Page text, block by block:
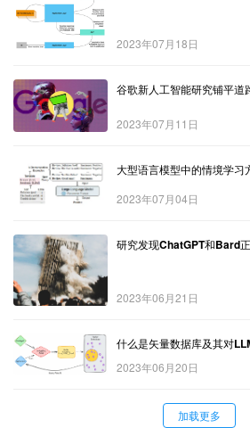
2023年07月18日
谷歌新人工智能研究铺平道
2023年07月11日
大型语言模型中的情境学习
2023年07月04日
研究发现ChatGPT和Bard
2023年06月21日
什么是矢量数据库及其对
2023年06月20日
加载更多